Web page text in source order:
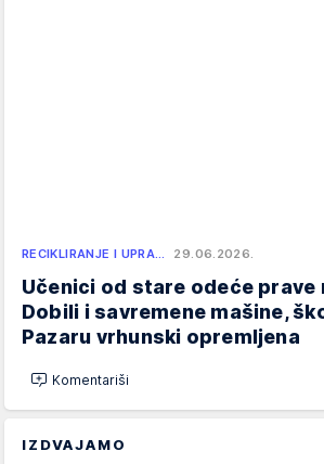
RECIKLIRANJE I UPRA… 29.06.2026.
Učenici od stare odeće prave
Dobili i savremene mašine,
Pazaru vrhunski opremljena
Komentariši
IZDVAJAMO